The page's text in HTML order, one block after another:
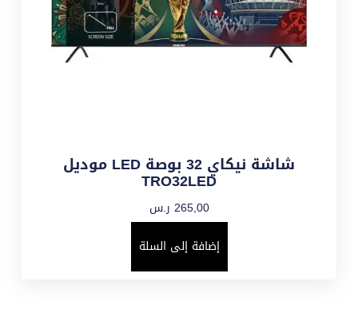
شاشة نيكاي 32 بوصة LED موديل
TRO32LED
265,00 ر.س
إضافة إلى السلة